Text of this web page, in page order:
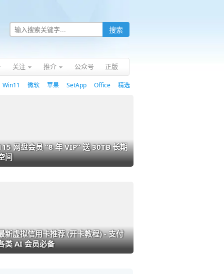
关注 推介 公众号 正版
Win11 微软 苹果 SetApp Office 精选
网盘会员 “8 年 VIP” 送 30TB 长期
间
新虚拟信用卡推荐 (开卡教程) - 支付
类 AI 会员必备